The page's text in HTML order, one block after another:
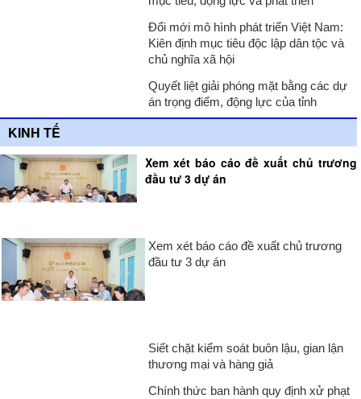
Đổi mới mô hình phát triển Việt Nam:
Kiên định mục tiêu độc lập dân tộc và
chủ nghĩa xã hội
Quyết liệt giải phóng mặt bằng các dự
án trọng điểm, động lực của tỉnh
KINH TẾ
Xem xét báo cáo đề xuất chủ trương
đầu tư 3 dự án
Xem xét báo cáo đề xuất chủ trương
đầu tư 3 dự án
Siết chặt kiểm soát buôn lậu, gian lận
thương mại và hàng giả
Chính thức ban hành quy định xử phạt